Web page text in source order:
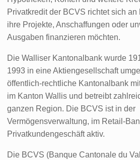
Privatkredit der BCVS richtet sich
ihre Projekte, Anschaffungen oder
Ausgaben finanzieren möchten.
Die Walliser Kantonalbank wurde
1993 in eine Aktiengesellschaft
öffentlich-rechtliche Kantonalbank
im Kanton Wallis und betreibt
ganzen Region. Die BCVS ist in der
Vermögensverwaltung, im Retail-
Privatkundengeschäft aktiv.
Die BCVS (Banque Cantonale du